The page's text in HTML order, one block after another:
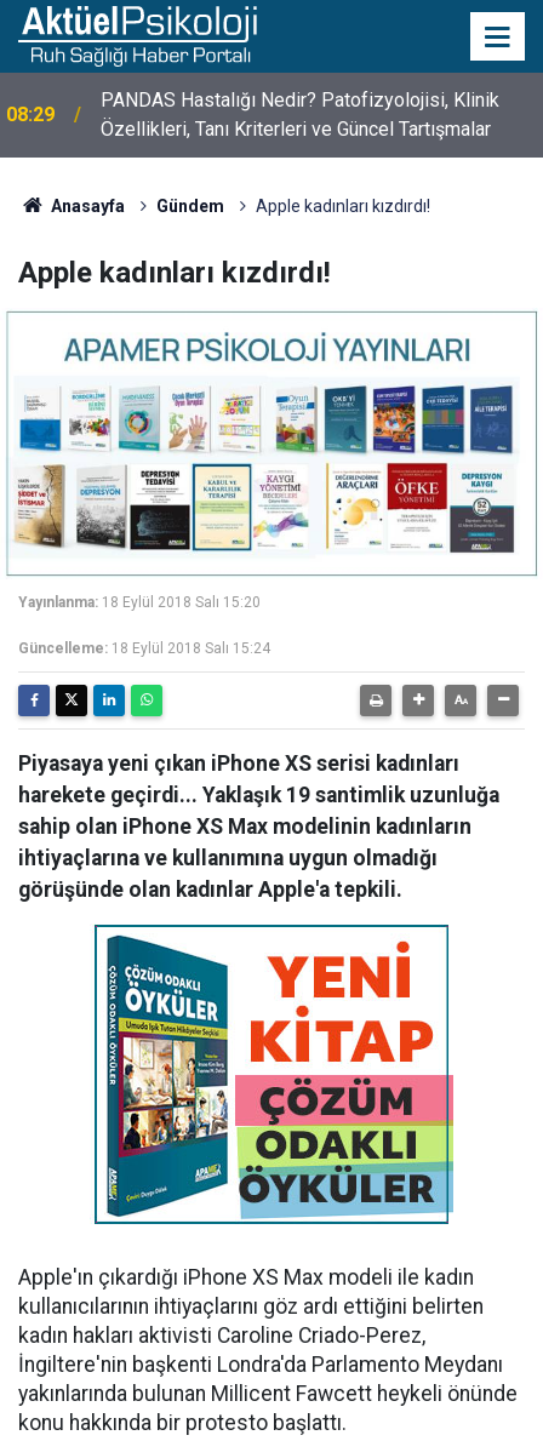
10:30
10 Mayıs Psikologlar Günü Nasıl Ortaya Çıktı? 10
Mayıs Tarihinin Hikayesi
Anasayfa Gündem Apple kadınları kızdırdı!
Apple kadınları kızdırdı!
Yayınlanma: 18 Eylül 2018 Salı 15:20
Güncelleme: 18 Eylül 2018 Salı 15:24
Piyasaya yeni çıkan iPhone XS serisi kadınları
harekete geçirdi... Yaklaşık 19 santimlik uzunluğa
sahip olan iPhone XS Max modelinin kadınların
ihtiyaçlarına ve kullanımına uygun olmadığı
görüşünde olan kadınlar Apple'a tepkili.
Apple'ın çıkardığı iPhone XS Max modeli ile kadın
kullanıcılarının ihtiyaçlarını göz ardı ettiğini belirten
kadın hakları aktivisti Caroline Criado-Perez,
İngiltere'nin başkenti Londra'da Parlamento Meydanı
yakınlarında bulunan Millicent Fawcett heykeli önünde
konu hakkında bir protesto başlattı.